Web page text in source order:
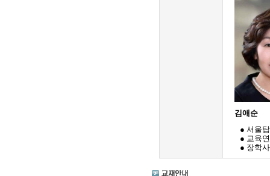
김애순
● 서울
● 교육
● 장학사